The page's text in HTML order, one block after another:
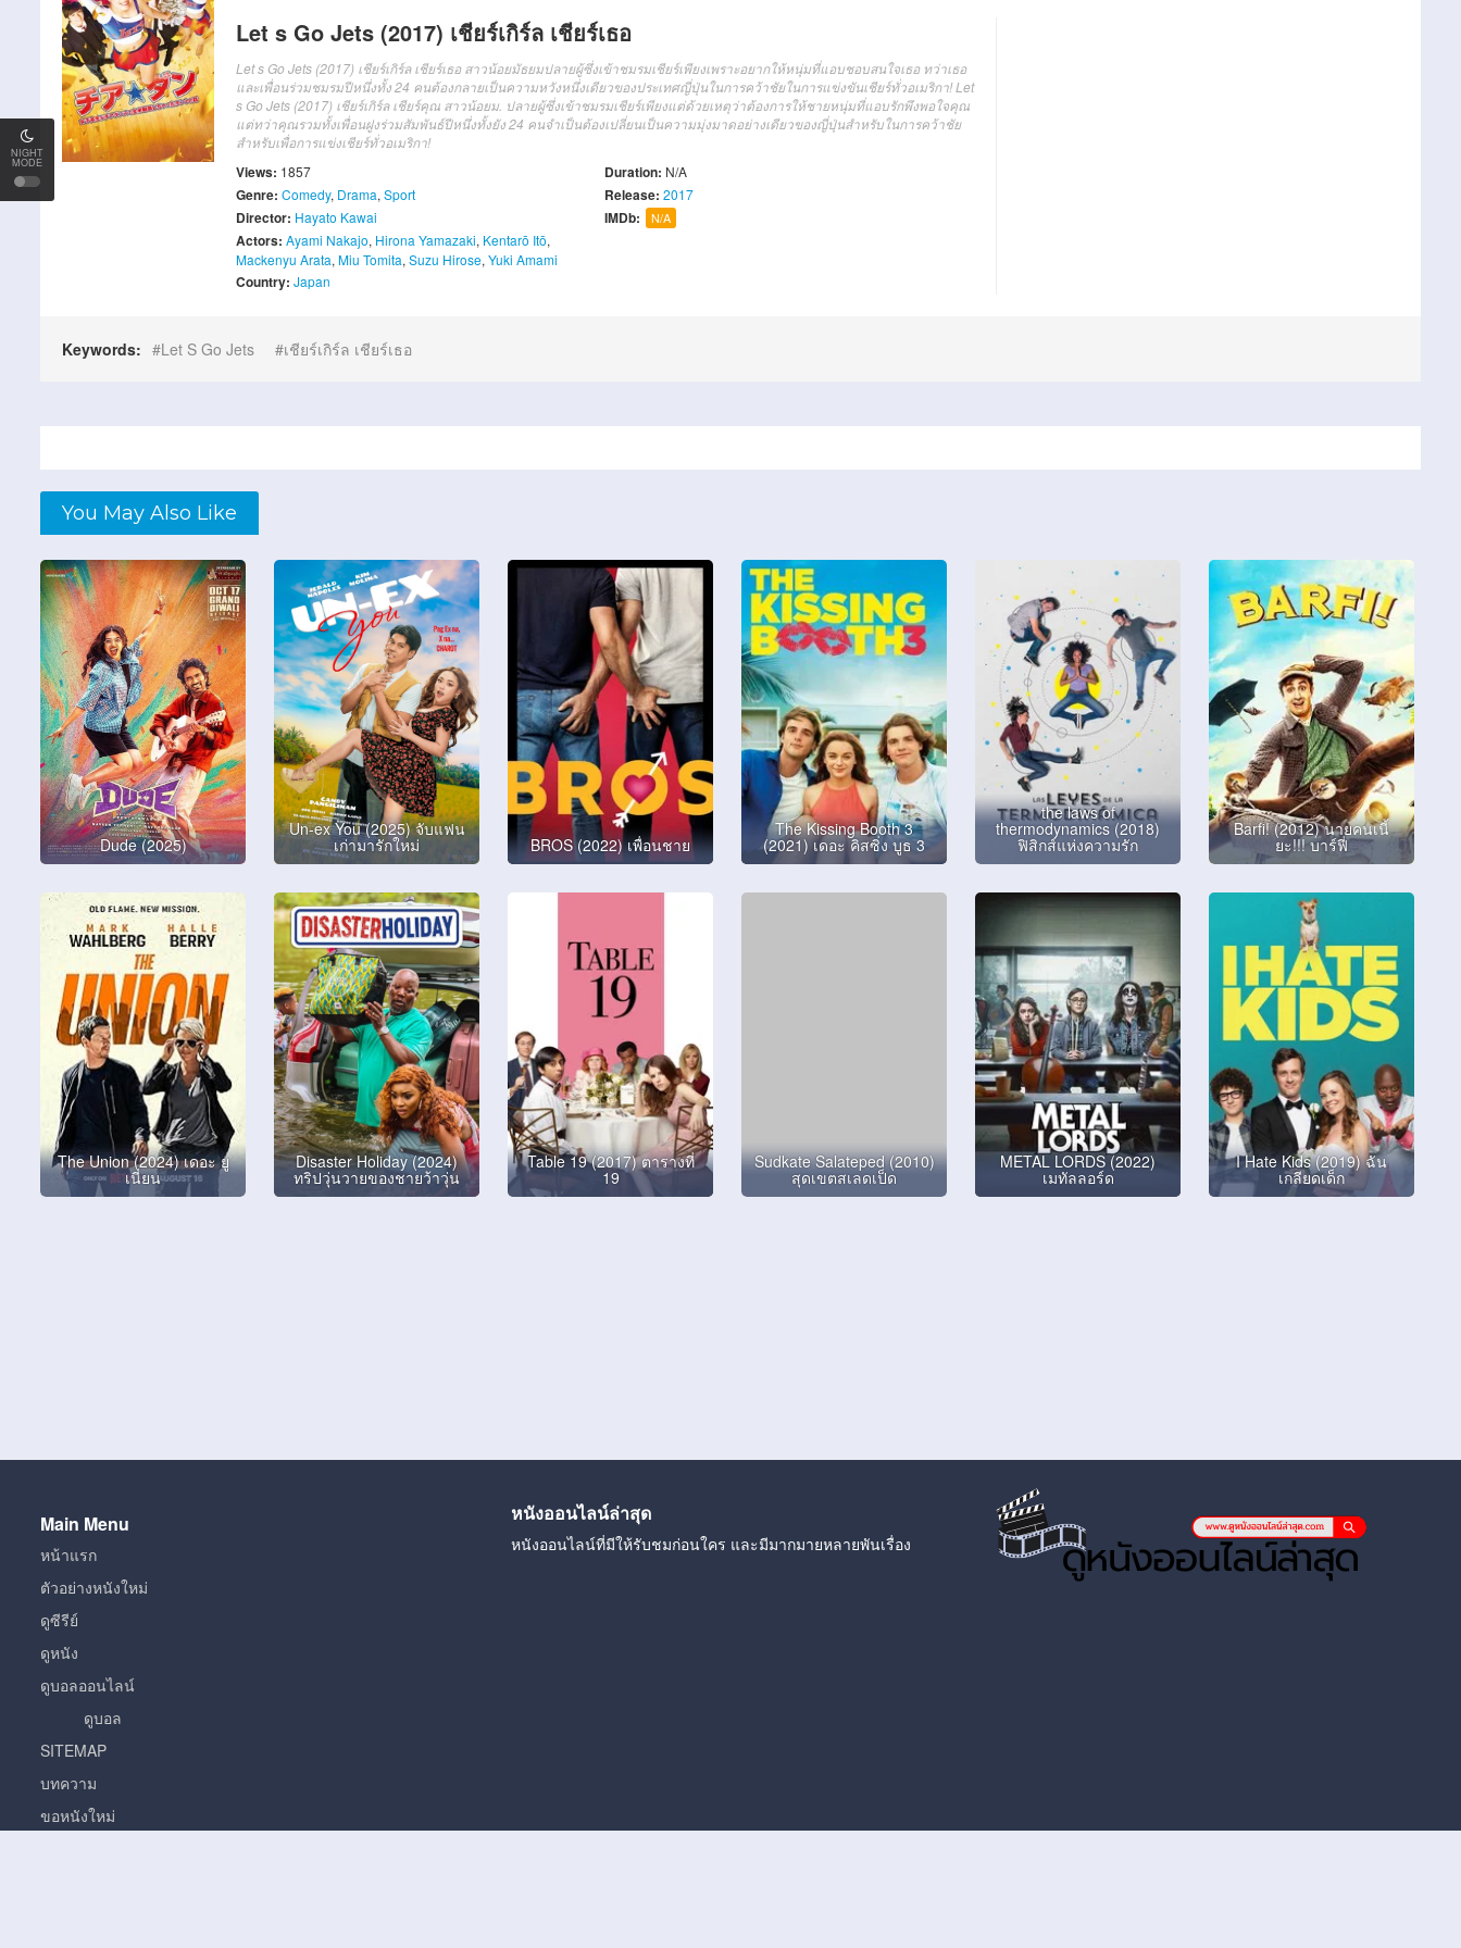
NIGHT
MODE
Let s Go Jets (2017) เชียร์เกิร์ล เชียร์เธอ
Let s Go Jets (2017) เชียร์เกิร์ล เชียร์เธอ สาวน้อยมัธยมปลายผู้ซึ่งเข้าชมรมเชียร์เพียงเพราะอยากให้หนุ่มที่แอบชอบสนใจเธอ ทว่าเธอ
และเพื่อนร่วมชมรมปีหนึ่งทั้ง 24 คนต้องกลายเป็นความหวังหนึ่งเดียวของประเทศญี่ปุ่นในการคว้าชัยในการแข่งขันเชียร์ทั่วอเมริกา! Let
s Go Jets (2017) เชียร์เกิร์ล เชียร์คุณ สาวน้อยม. ปลายผู้ซึ่งเข้าชมรมเชียร์เพียงแต่ด้วยเหตุว่าต้องการให้ชายหนุ่มที่แอบรักพึงพอใจคุณ
แต่ทว่าคุณรวมทั้งเพื่อนฝูงร่วมสัมพันธ์ปีหนึ่งทั้งยัง 24 คนจำเป็นต้องเปลี่ยนเป็นความมุ่งมาดอย่างเดียวของญี่ปุ่นสำหรับในการคว้าชัย
สำหรับเพื่อการแข่งเชียร์ทั่วอเมริกา!
Views: 1857
Genre: Comedy, Drama, Sport
Director: Hayato Kawai
Actors: Ayami Nakajo, Hirona Yamazaki, Kentarō Itō,
Mackenyu Arata, Miu Tomita, Suzu Hirose, Yuki Amami
Country: Japan
Duration: N/A
Release:2017
IMDb: N/A
Keywords: Let S Go Jets เชียร์เกิร์ล เชียร์เธอ
You May Also Like
Dude (2025)
Un-ex You (2025) จับแฟน
เก่ามารักใหม่ BROS (2022) เพื่อนชาย
The Kissing Booth 3
(2021) เดอะ คิสซิ่ง บูธ 3
the laws of
thermodynamics (2018)
ฟิสิกส์แห่งความรัก
Barfi! (2012) นายคนเนี้
ยะ!!! บาร์ฟี่
The Union (2024) เดอะ ยู
เนี่ยน
Disaster Holiday (2024)
ทริปวุ่นวายของชายว้าวุ่น
Table 19 (2017) ตารางที่
19
Sudkate Salateped (2010)
สุดเขตสเลดเป็ด
METAL LORDS (2022)
เมทัลลอร์ด
I Hate Kids (2019) ฉัน
เกลียดเด็ก
Main Menu
หน้าแรก
ตัวอย่างหนังใหม่
ดูซีรีย์
ดูหนัง
ดูบอลออนไลน์
ดูบอล
SITEMAP
บทความ
ขอหนังใหม่
หนังออนไลน์ล่าสุด
หนังออนไลน์ที่มีให้รับชมก่อนใคร และมีมากมายหลายพันเรื่อง